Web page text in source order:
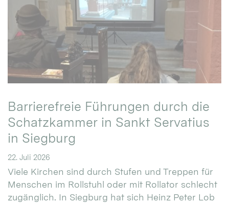
Barrierefreie Führungen durch die
Schatzkammer in Sankt Servatius
in Siegburg
22. Juli 2026
Viele Kirchen sind durch Stufen und Treppen für
Menschen im Rollstuhl oder mit Rollator schlecht
zugänglich. In Siegburg hat sich Heinz Peter Lob